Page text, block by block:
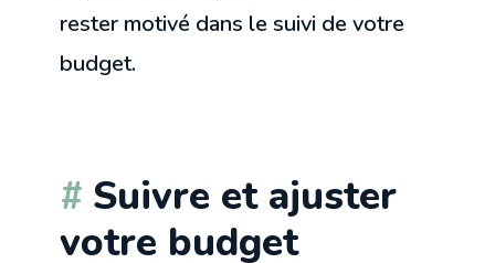
rester motivé dans le suivi de votre
budget.
Suivre et ajuster
votre budget